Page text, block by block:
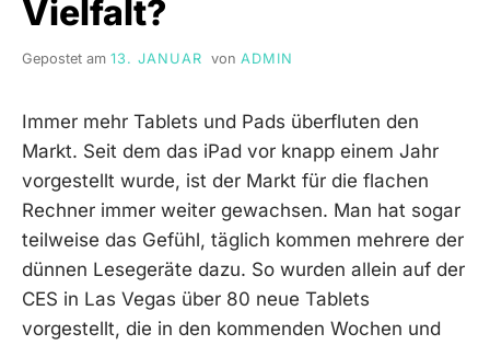
Vielfalt?
Gepostet am 13. JANUAR von ADMIN
Immer mehr Tablets und Pads überfluten den
Markt. Seit dem das iPad vor knapp einem Jahr
vorgestellt wurde, ist der Markt für die flachen
Rechner immer weiter gewachsen. Man hat sogar
teilweise das Gefühl, täglich kommen mehrere der
dünnen Lesegeräte dazu. So wurden allein auf der
CES in Las Vegas über 80 neue Tablets
vorgestellt, die in den kommenden Wochen und